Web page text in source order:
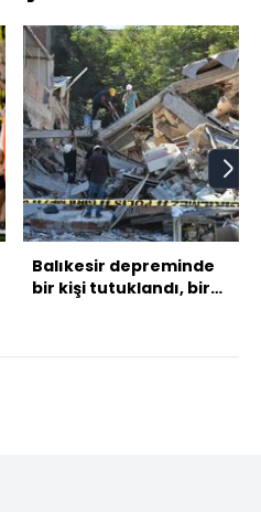
Balıkesir depreminde
bir kişi tutuklandı, bir